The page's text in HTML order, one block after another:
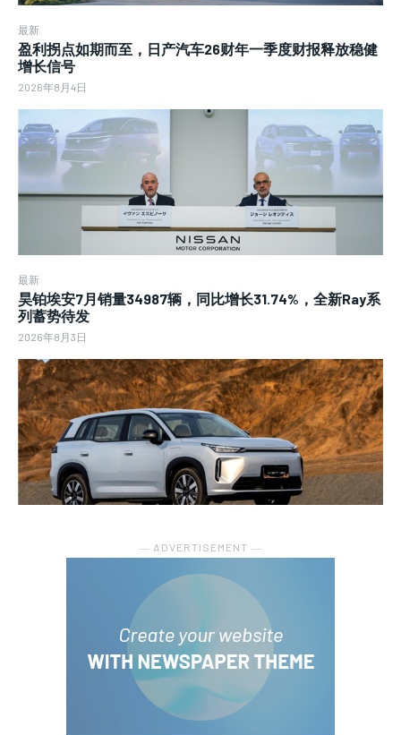
最新
盈利拐点如期而至，日产汽车26财年一季度财报释放稳健
增长信号
2026年8月4日
最新
昊铂埃安7月销量34987辆，同比增长31.74%，全新Ray系
列蓄势待发
2026年8月3日
― ADVERTISEMENT ―